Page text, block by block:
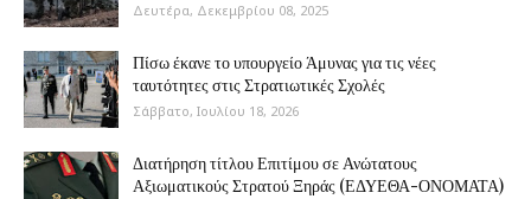
Δευτέρα, Δεκεμβρίου 08, 2025
Πίσω έκανε το υπουργείο Άμυνας για τις νέες
ταυτότητες στις Στρατιωτικές Σχολές
Σάββατο, Ιουλίου 18, 2026
Διατήρηση τίτλου Επιτίμου σε Ανώτατους
Αξιωματικούς Στρατού Ξηράς (ΕΔΥΕΘΑ-ΟΝΟΜΑΤΑ)